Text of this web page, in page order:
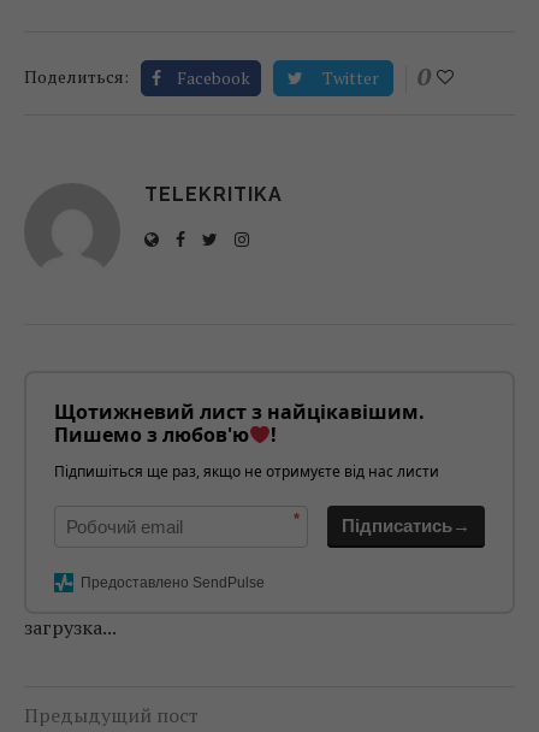
Поделиться: Facebook Twitter 0
TELEKRITIKA
Щотижневий лист з найцікавішим.
Пишемо з любов'ю
!
Підпишіться ще раз, якщо не отримуєте від нас листи
* Підписатись→
Предоставлено SendPulse
загрузка...
Предыдущий пост